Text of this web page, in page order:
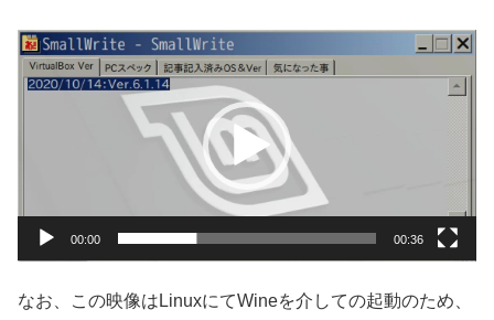
動
画
00:00 00:36
なお、この映像はLinuxにてWineを介しての起動のため、